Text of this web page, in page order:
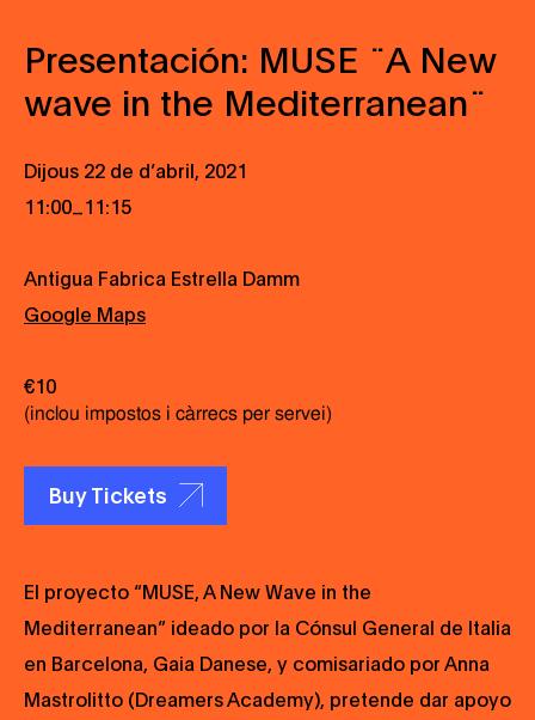
Presentación: MUSE ¨A New
wave in the Mediterranean¨
Dijous 22 de d’abril, 2021
11:00 11:15
Antigua Fabrica Estrella Damm
Google Maps
€10
(inclou impostos i càrrecs per servei)
Buy Tickets
El proyecto “MUSE, A New Wave in the
Mediterranean” ideado por la Cónsul General de Italia
en Barcelona, Gaia Danese, y comisariado por Anna
Mastrolitto (Dreamers Academy), pretende dar apoyo